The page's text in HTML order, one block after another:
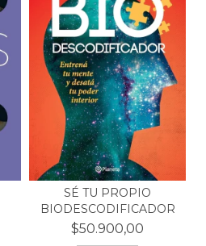
SÉ TU PROPIO
BIODESCODIFICADOR
$50.900,00